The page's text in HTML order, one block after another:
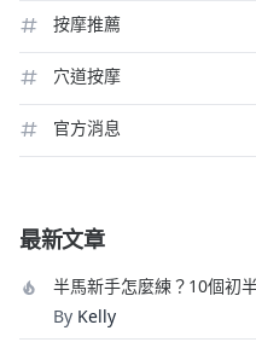
按摩推薦
穴道按摩
官方消息
最新文章
半馬新手怎麼練？10個初
By Kelly